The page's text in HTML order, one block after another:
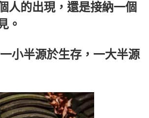
人的出現，還是接納一個
。
小半源於生存，一大半源